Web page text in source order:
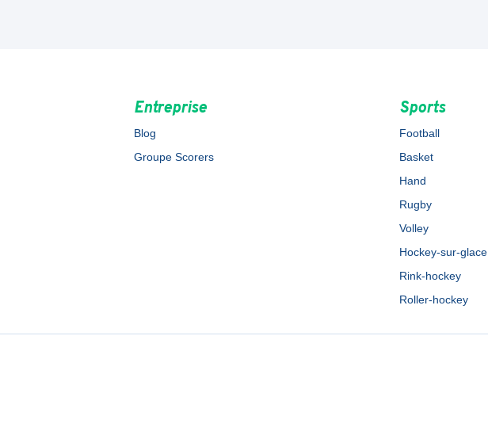
Entreprise
Blog
Groupe Scorers
Sports
Football
Basket
Hand
Rugby
Volley
Hockey-sur-glace
Rink-hockey
Roller-hockey